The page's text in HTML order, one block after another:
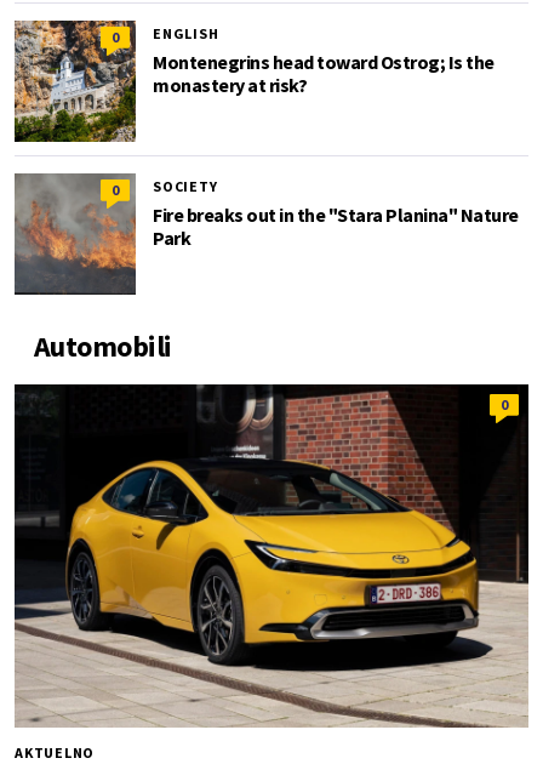
0 ENGLISH
Montenegrins head toward Ostrog; Is the
monastery at risk?
0 SOCIETY
Fire breaks out in the "Stara Planina" Nature
Park
Automobili
0
AKTUELNO